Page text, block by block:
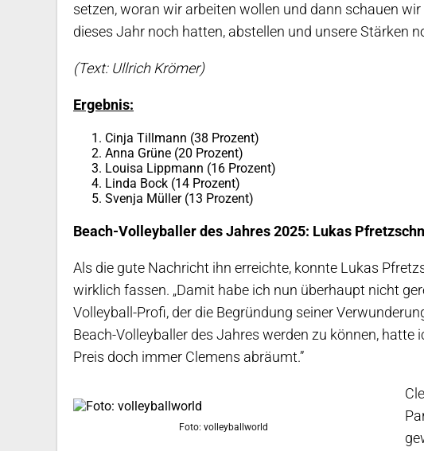
setzen, woran wir arbeiten wollen und dann schauen
dieses Jahr noch hatten, abstellen und unsere Stärken
(Text: Ullrich Krömer)
Ergebnis:
Cinja Tillmann (38 Prozent)
Anna Grüne (20 Prozent)
Louisa Lippmann (16 Prozent)
Linda Bock (14 Prozent)
Svenja Müller (13 Prozent)
Beach-Volleyballer des Jahres 2025: Lukas
Als die gute Nachricht ihn erreichte, konnte Lukas
wirklich fassen. „Damit habe ich nun überhaupt nicht
Volleyball-Profi, der die Begründung seiner
Beach-Volleyballer des Jahres werden zu können, hatte
Preis doch immer Clemens abräumt.”
Foto: volleyballworld